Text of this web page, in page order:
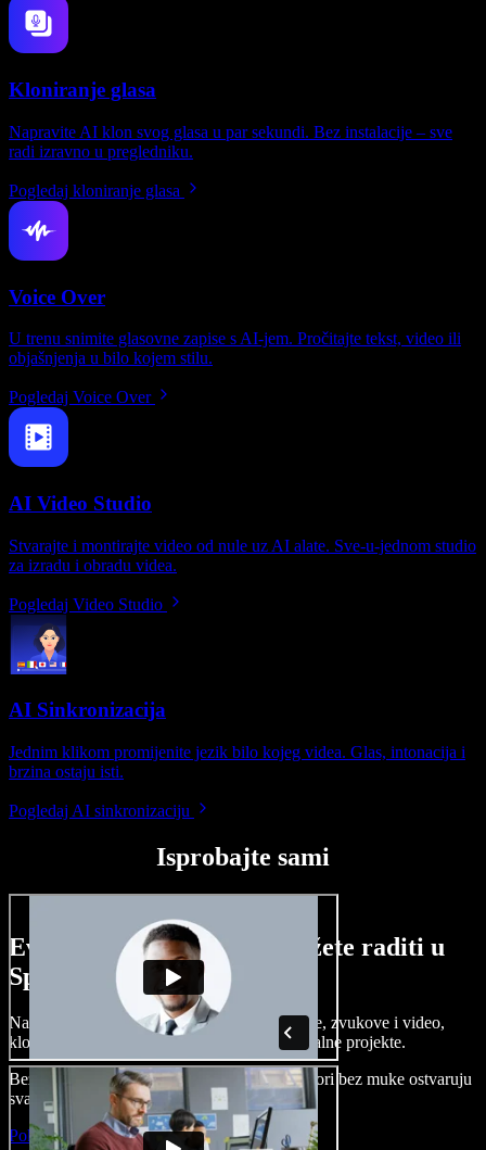
Kloniranje glasa
Napravite AI klon svog glasa u par sekundi. Bez instalacije – sve
radi izravno u pregledniku.
Pogledaj kloniranje glasa
Voice Over
U trenu snimite glasovne zapise s AI-jem. Pročitajte tekst, video ili
objašnjenja u bilo kojem stilu.
Pogledaj Voice Over
AI Video Studio
Stvarajte i montirajte video od nule uz AI alate. Sve-u-jednom studio
za izradu i obradu videa.
Pogledaj Video Studio
AI Sinkronizacija
Jednim klikom promijenite jezik bilo kojeg videa. Glas, intonacija i
brzina ostaju isti.
Pogledaj AI sinkronizaciju
Isprobajte sami
Evo malog pregleda što možete raditi u
Speechify Studiju.
Napravite voice overe, dodajte besplatne slike, zvukove i video,
klonirajte svoj glas i složite sjajne audio-vizualne projekte.
Bez učenja i sve dostupno u pregledniku, autori bez muke ostvaruju
svaku kreativnu ideju.
Pokreni Studio